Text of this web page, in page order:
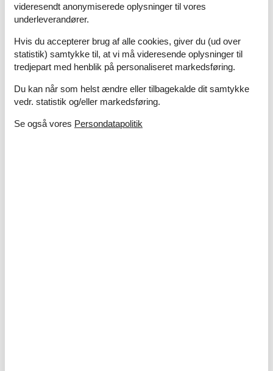
videresendt anonymiserede oplysninger til vores
underleverandører.
Hvis du accepterer brug af alle cookies, giver du (ud over
statistik) samtykke til, at vi må videresende oplysninger til
tredjepart med henblik på personaliseret markedsføring.
Du kan når som helst ændre eller tilbagekalde dit samtykke
vedr. statistik og/eller markedsføring.
Se også vores Persondatapolitik